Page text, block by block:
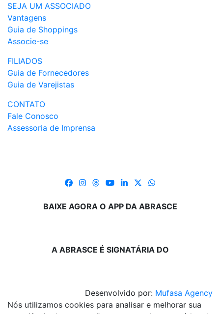
SEJA UM ASSOCIADO
Vantagens
Guia de Shoppings
Associe-se
FILIADOS
Guia de Fornecedores
Guia de Varejistas
CONTATO
Fale Conosco
Assessoria de Imprensa
BAIXE AGORA O APP DA ABRASCE
A ABRASCE É SIGNATÁRIA DO
Desenvolvido por: Mufasa Agency
Nós utilizamos cookies para analisar e melhorar sua